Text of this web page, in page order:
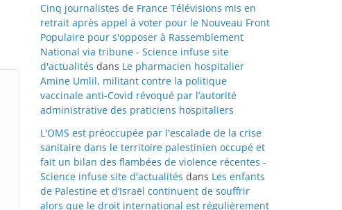
Cinq journalistes de France Télévisions mis en
retrait après appel à voter pour le Nouveau Front
Populaire pour s'opposer à Rassemblement
National via tribune - Science infuse site
d'actualités dans Le pharmacien hospitalier
Amine Umlil, militant contre la politique
vaccinale anti-Covid révoqué par l’autorité
administrative des praticiens hospitaliers
L'OMS est préoccupée par l'escalade de la crise
sanitaire dans le territoire palestinien occupé et
fait un bilan des flambées de violence récentes -
Science infuse site d'actualités dans Les enfants
de Palestine et d’Israël continuent de souffrir
alors que le droit international est régulièrement